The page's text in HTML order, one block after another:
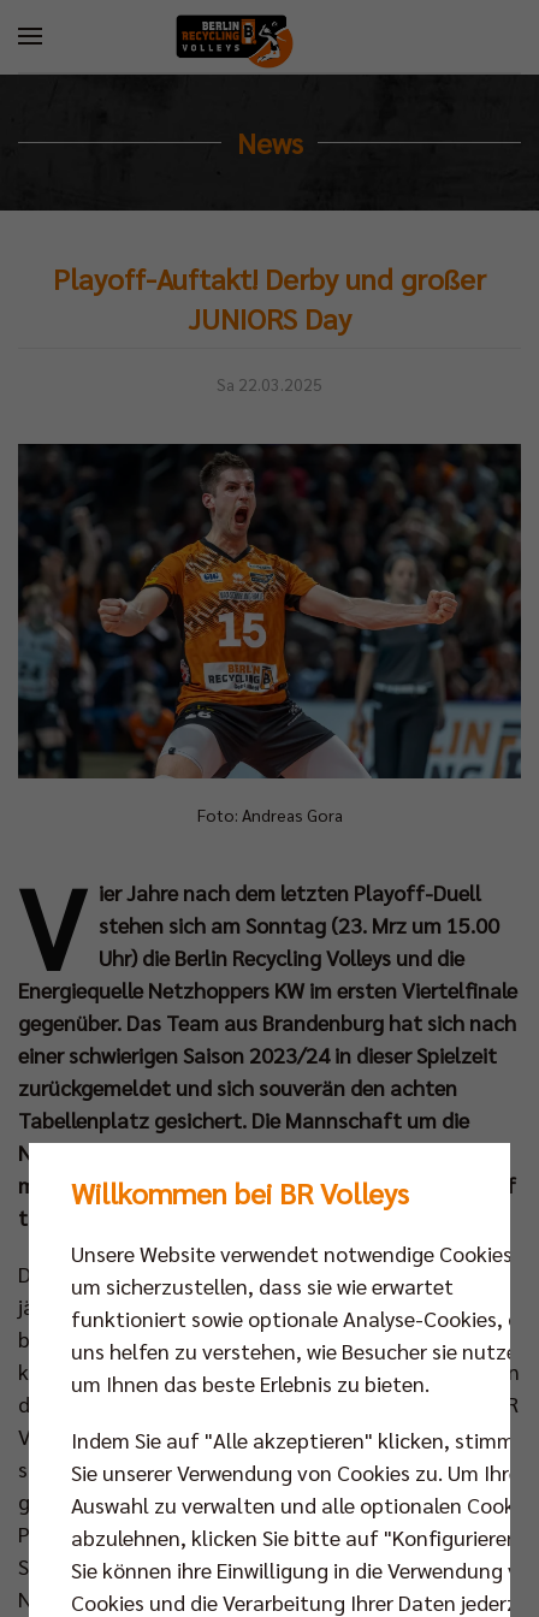
News
Playoff-Auftakt! Derby und großer
JUNIORS Day
Sa 22.03.2025
Foto: Andreas Gora
V ier Jahre nach dem letzten Playoff-Duell
stehen sich am Sonntag (23. Mrz um 15.00
Uhr) die Berlin Recycling Volleys und die
Energiequelle Netzhoppers KW im ersten Viertelfinale
gegenüber. Das Team aus Brandenburg hat sich nach
einer schwierigen Saison 2023/24 in dieser Spielzeit
zurückgemeldet und sich souverän den achten
Tabellenplatz gesichert. Die Mannschaft um die
Nationalspieler Yann Böhme und Denys Kaliberda
möchte Ruben Schott & Co das Leben in der „best of
three“-Serie schwer machen.
Der Playoff-Auftakt 2025 ist gleichzeitig der
jährliche JUNIORS Day im Volleyballtempel. Welch
besseren Anlass als ein Berlin-Brandenburg-Derby
kann es geben, um das Berliner Nachwuchskonzept in
den Mittelpunkt zu rücken. Alle Partnervereine der BR
Volleys sind am Sonntag nicht nur dabei, sondern
sogar mittendrin, wenn der Deutsche Meister in die
ganz heiße Phase der Saison startet. Nachdem die
Profis mit Einlaufkindern aller Clubs die Max-
Schmeling-Halle betreten haben, steht man den
Netzhoppers aus Königs Wusterhausen gegenüber.
Willkommen bei BR Volleys
Unsere Website verwendet notwendige Cookies,
um sicherzustellen, dass sie wie erwartet
funktioniert sowie optionale Analyse-Cookies, die
uns helfen zu verstehen, wie Besucher sie nutzen,
um Ihnen das beste Erlebnis zu bieten.
Indem Sie auf "Alle akzeptieren" klicken, stimmen
Sie unserer Verwendung von Cookies zu. Um Ihre
Auswahl zu verwalten und alle optionalen Cookies
abzulehnen, klicken Sie bitte auf "Konfigurieren".
Sie können ihre Einwilligung in die Verwendung
Cookies und die Verarbeitung Ihrer Daten